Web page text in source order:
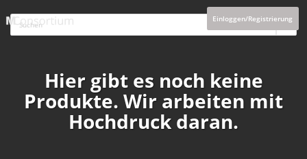
Einloggen/Registrierung
Hier gibt es noch keine
Produkte. Wir arbeiten mit
Hochdruck daran.